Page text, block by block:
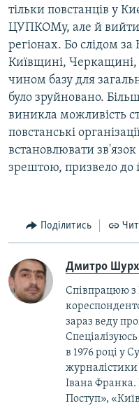
тільки повстанців у
ЦУПКОМу, але й вийти
регіонах. Бо слідом
Київщині, Черкащині,
чином базу для
було зруйновано.
виникла можливість
повстанські
встановлювати
зрештою, призвело до
Поділитись
Дмитро
Співпрацюю з
зараз веду
Спеціалізуюсь
в 1976 році у
журналістики
Івана Франка.
Поступ»,